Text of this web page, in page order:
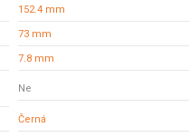
152.4 mm
73 mm
7.8 mm
Ne
Černá